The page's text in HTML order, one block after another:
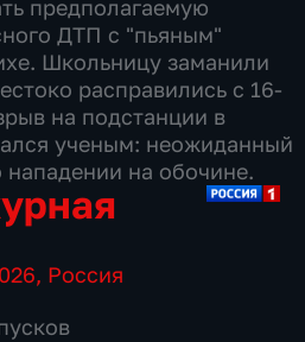
предполагаемую
ДТП с "пьяным"
Школьницу заманили
расправились с 16-
на подстанции в
ученым: неожиданный
на обочине.
, Россия